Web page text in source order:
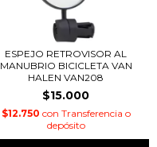
ESPEJO RETROVISOR AL
MANUBRIO BICICLETA VAN
HALEN VAN208
$15.000
$12.750 con Transferencia o
depósito